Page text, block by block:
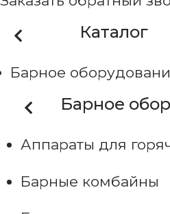
Каталог
Барное
Барное
Аппараты для
Барные комбайны